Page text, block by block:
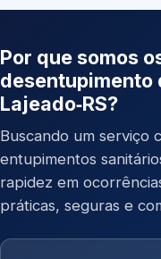
Por que somos
desentupimento
Lajeado‑RS?
Buscando um serviço
entupimentos
rapidez em
práticas, seguras e